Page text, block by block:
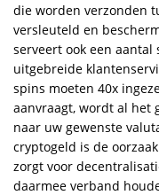
die worden verzonden
versleuteld en
serveert ook een aantal
uitgebreide
spins moeten 40x
aanvraagt, wordt al het
naar uw gewenste
cryptogeld is de
zorgt voor
daarmee verband